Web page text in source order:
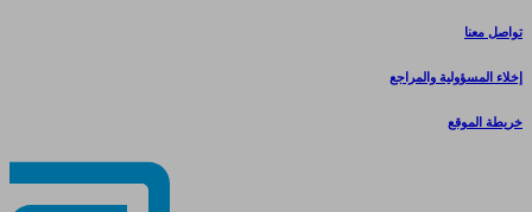
تواصل معنا
إخلاء المسؤولية والمراجع
خريطة الموقع